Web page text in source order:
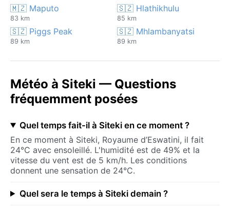
🇲🇿 Maputo
83 km
🇸🇿 Hlathikhulu
85 km
🇸🇿 Piggs Peak
89 km
🇸🇿 Mhlambanyatsi
89 km
Météo à Siteki — Questions
fréquemment posées
Quel temps fait-il à Siteki en ce moment ?
En ce moment à Siteki, Royaume d’Eswatini, il fait
24°C avec ensoleillé. L'humidité est de 49% et la
vitesse du vent est de 5 km/h. Les conditions
donnent une sensation de 24°C.
Quel sera le temps à Siteki demain ?